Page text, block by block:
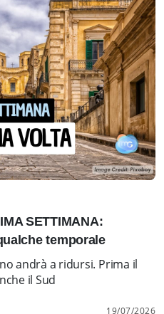
SETTIMANA:
temporale
andrà a ridursi. Prima il
il Sud
19/07/2026